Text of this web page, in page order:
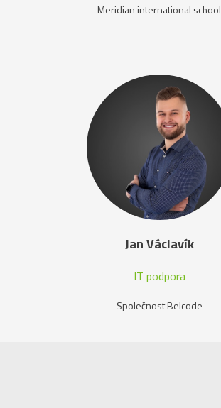
Meridian international school
Jan Václavík
IT podpora
Společnost Belcode